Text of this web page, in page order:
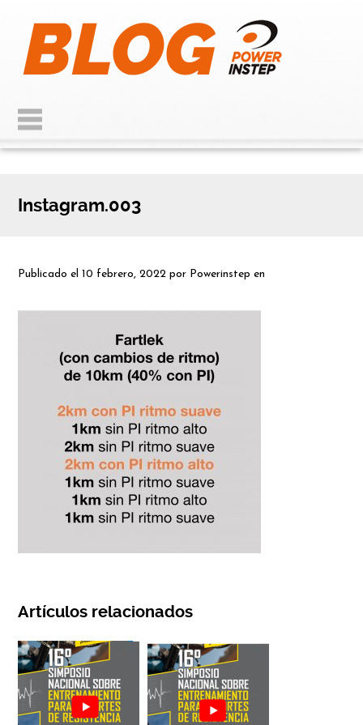
Instagram.003
Publicado el10 febrero, 2022 por Powerinstep en
Artículos relacionados